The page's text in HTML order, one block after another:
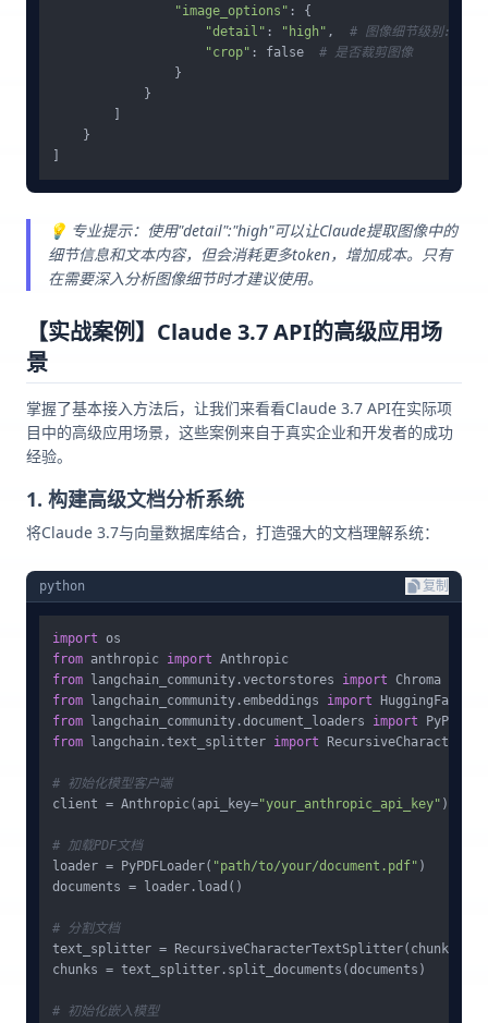
"image_options" : {
"detail" : "high" , # 图像细节级别:
"crop" : false # 是否裁剪图像
                }
            }
    }
💡 专业提示：使用"detail":"high"可以让Claude提取图像中的
细节信息和文本内容，但会消耗更多token，增加成本。只有
在需要深入分析图像细节时才建议使用。
【实战案例】Claude 3.7 API的高级应用场
景
掌握了基本接入方法后，让我们来看看Claude 3.7 API在实际项
目中的高级应用场景，这些案例来自于真实企业和开发者的成功
经验。
1. 构建高级文档分析系统
将Claude 3.7与向量数据库结合，打造强大的文档理解系统：
python 复制
import
from anthropic import
from langchain_community.vectorstores import
from langchain_community.embeddings import
from langchain_community.document_loaders import
from langchain.text_splitter import
# 初始化模型客户端
client = Anthropic(api_key="your_anthropic_api_key" )
# 加载PDF文档
loader = PyPDFLoader( "path/to/your/document.pdf" )
documents = loader.load()
# 分割文档
text_splitter =
chunks = text_splitter.split_documents(documents)
# 初始化嵌入模型